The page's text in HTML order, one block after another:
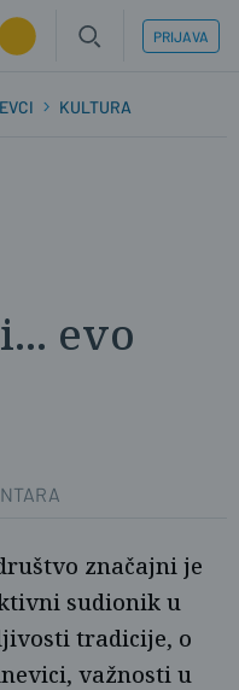
PRIJAVA
KULTURA
evo
značajni je
sudionik u
tradicije, o
važnosti u